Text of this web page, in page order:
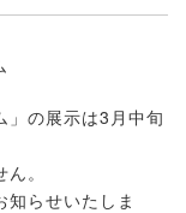
」の展示は3月中旬
。
らせいたしま